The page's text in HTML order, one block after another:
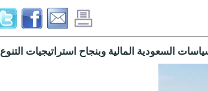
السعودية المالية وبنجاح استراتيجيات التنوع